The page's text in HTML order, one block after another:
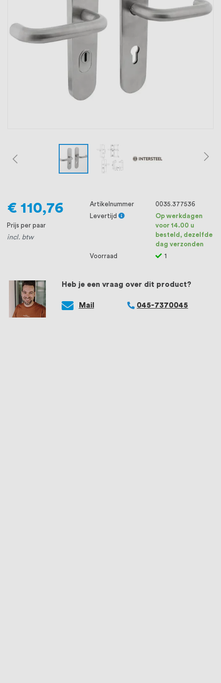
ons voorop, want we geloven dat een
goede relatie met onze klanten het
verschil maakt.
Heb je een vraag over dit product?
Mail 045-7370045
€ 110,76
Prijs per paar
incl. btw
Artikelnummer
0035.377536
Levertijd
Op werkdagen
voor 14.00 u
besteld, dezelfde
dag verzonden
Voorraad
1